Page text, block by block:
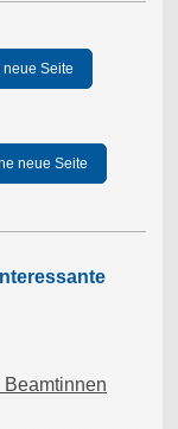
Seite
neue Seite